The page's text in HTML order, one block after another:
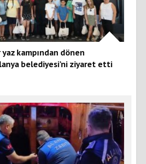
kampından dönen
belediyesi’ni ziyaret etti